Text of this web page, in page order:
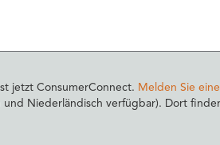
jetzt ConsumerConnect. Melden Sie
und Niederländisch verfügbar). Dort